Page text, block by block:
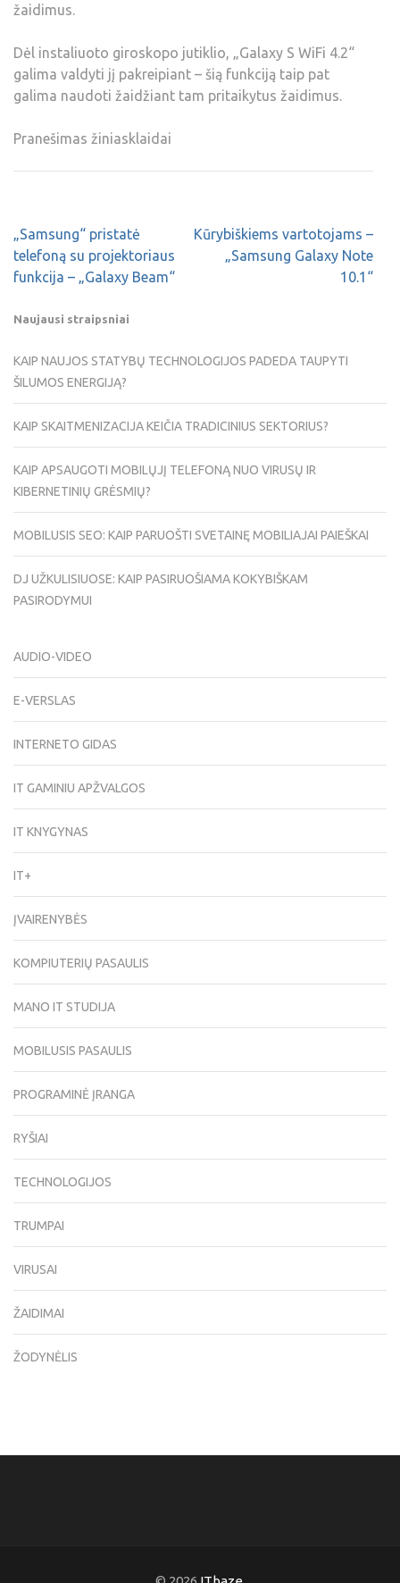
žaidimus.
Dėl instaliuoto giroskopo jutiklio, „Galaxy S WiFi 4.2“
galima valdyti jį pakreipiant – šią funkciją taip pat
galima naudoti žaidžiant tam pritaikytus žaidimus.
Pranešimas žiniasklaidai
„Samsung“ pristatė
telefoną su projektoriaus
funkcija – „Galaxy Beam“
Kūrybiškiems vartotojams –
„Samsung Galaxy Note
10.1“
Naujausi straipsniai
KAIP NAUJOS STATYBŲ TECHNOLOGIJOS PADEDA TAUPYTI
ŠILUMOS ENERGIJĄ?
KAIP SKAITMENIZACIJA KEIČIA TRADICINIUS SEKTORIUS?
KAIP APSAUGOTI MOBILŲJĮ TELEFONĄ NUO VIRUSŲ IR
KIBERNETINIŲ GRĖSMIŲ?
MOBILUSIS SEO: KAIP PARUOŠTI SVETAINĘ MOBILIAJAI PAIEŠKAI
DJ UŽKULISIUOSE: KAIP PASIRUOŠIAMA KOKYBIŠKAM
PASIRODYMUI
AUDIO-VIDEO
E-VERSLAS
INTERNETO GIDAS
IT GAMINIU APŽVALGOS
IT KNYGYNAS
IT+
ĮVAIRENYBĖS
KOMPIUTERIŲ PASAULIS
MANO IT STUDIJA
MOBILUSIS PASAULIS
PROGRAMINĖ ĮRANGA
RYŠIAI
TECHNOLOGIJOS
TRUMPAI
VIRUSAI
ŽAIDIMAI
ŽODYNĖLIS